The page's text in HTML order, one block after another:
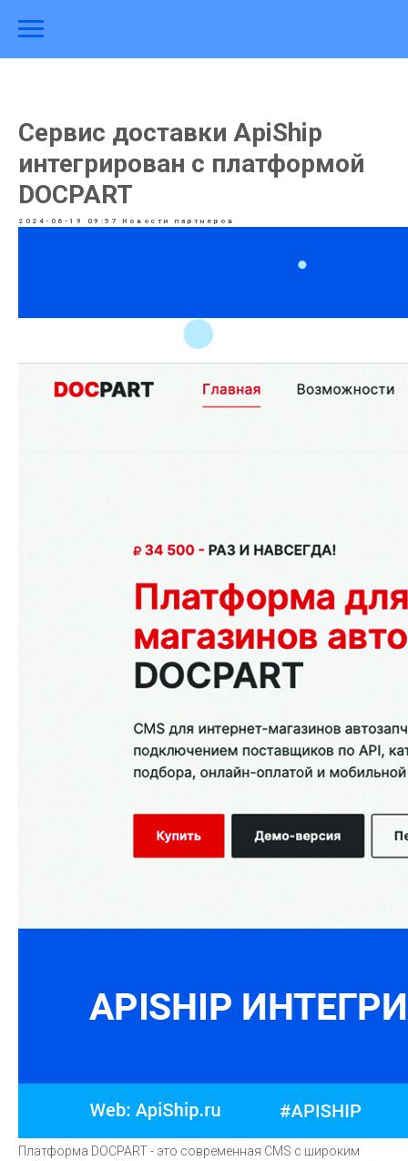
Сервис доставки ApiShip
интегрирован с платформой
DOCPART
2024-06-19 09:57 Новости партнеров
Платформа DOCPART - это современная CMS с широким